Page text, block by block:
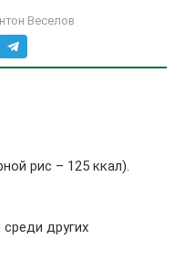
Веселов
рис – 125 ккал).
других